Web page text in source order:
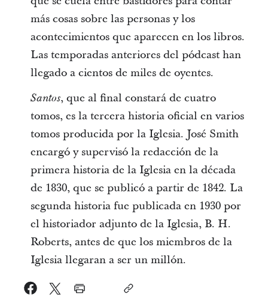
más cosas sobre las personas y los
acontecimientos que aparecen en los libros.
Las temporadas anteriores del pódcast han
llegado a cientos de miles de oyentes.
Santos, que al final constará de cuatro
tomos, es la tercera historia oficial en varios
tomos producida por la Iglesia. José Smith
encargó y supervisó la redacción de la
primera historia de la Iglesia en la década
de 1830, que se publicó a partir de 1842. La
segunda historia fue publicada en 1930 por
el historiador adjunto de la Iglesia, B. H.
Roberts, antes de que los miembros de la
Iglesia llegaran a ser un millón.